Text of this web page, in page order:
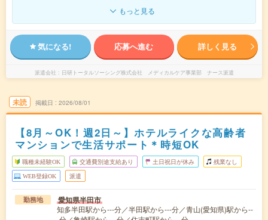
もっと見る
気になる! 応募へ進む 詳しく見る
派遣会社 日研トータルソーシング株式会社 メディカルケア事業部 ナース派遣
未読 掲載日 2026/08/01
【8月～OK！週2日～】ホテルライクな高齢者
マンションで生活サポート＊時短OK
職種未経験OK 交通費別途支給あり 土日祝日が休み 残業なし
WEB登録OK 派遣
勤務地 愛知県半田市
知多半田駅から---分／半田駅から---分／青山(愛知県)駅から--